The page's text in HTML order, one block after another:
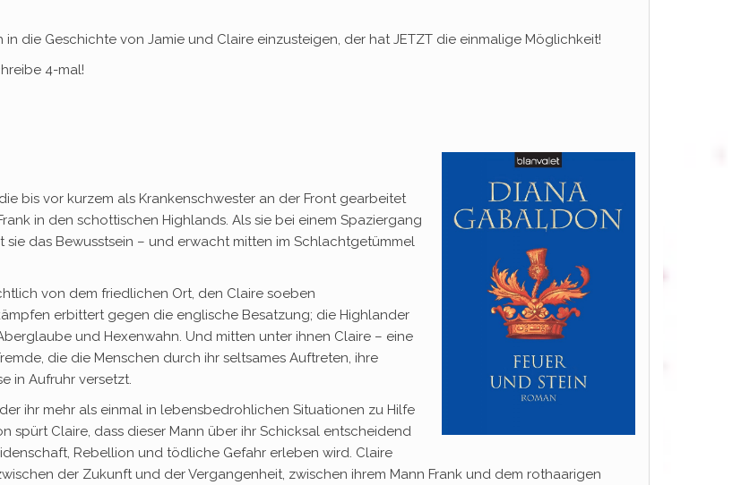
die Geschichte von Jamie und Claire einzusteigen, der hat JETZT die einmalige Möglichkeit!
4-mal!
bis vor kurzem als Krankenschwester an der Front gearbeitet
in den schottischen Highlands. Als sie bei einem Spaziergang
das Bewusstsein – und erwacht mitten im Schlachtgetümmel
von dem friedlichen Ort, den Claire soeben
erbittert gegen die englische Besatzung; die Highlander
und Hexenwahn. Und mitten unter ihnen Claire – eine
die die Menschen durch ihr seltsames Auftreten, ihre
in Aufruhr versetzt.
ihr mehr als einmal in lebensbedrohlichen Situationen zu Hilfe
spürt Claire, dass dieser Mann über ihr Schicksal entscheidend
Rebellion und tödliche Gefahr erleben wird. Claire
der Zukunft und der Vergangenheit, zwischen ihrem Mann Frank und dem rothaarigen